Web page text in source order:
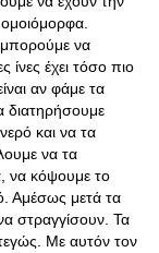
ομοιόμορφα.
να
ίνες έχει τόσο πιο
αν φάμε τα
διατηρήσουμε
και να τα
να τα
να κόψουμε το
Αμέσως μετά τα
στραγγίσουν. Τα
Με αυτόν τον